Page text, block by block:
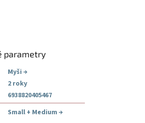
parametry
Myši →
2 roky
6938820405467
Small + Medium →